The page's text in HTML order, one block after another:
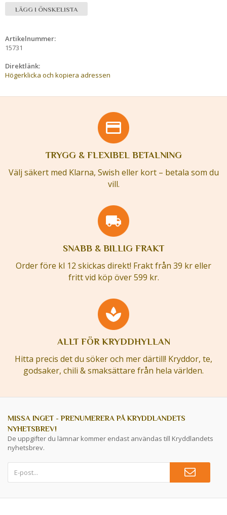
LÄGG I ÖNSKELISTA
Artikelnummer:
15731
Direktlänk:
Högerklicka och kopiera adressen
TRYGG & FLEXIBEL BETALNING
Välj säkert med Klarna, Swish eller kort – betala som du
vill.
SNABB & BILLIG FRAKT
Order före kl 12 skickas direkt! Frakt från 39 kr eller
fritt vid köp över 599 kr.
ALLT FÖR KRYDDHYLLAN
Hitta precis det du söker och mer därtill! Kryddor, te,
godsaker, chili & smaksättare från hela världen.
MISSA INGET - PRENUMERERA PÅ KRYDDLANDETS
NYHETSBREV!
De uppgifter du lämnar kommer endast användas till Kryddlandets
nyhetsbrev.